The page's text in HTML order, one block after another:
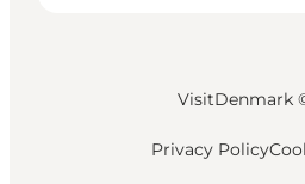
VisitDenmark
Privacy Policy